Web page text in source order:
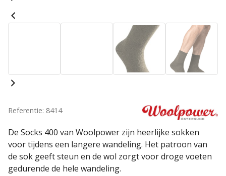
Referentie: 8414
De Socks 400 van Woolpower zijn heerlijke sokken
voor tijdens een langere wandeling. Het patroon van
de sok geeft steun en de wol zorgt voor droge voeten
gedurende de hele wandeling.